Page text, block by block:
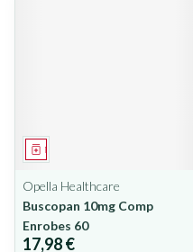
Médicament
Opella Healthcare
Buscopan 10mg Comp
Enrobes 60
17,98 €